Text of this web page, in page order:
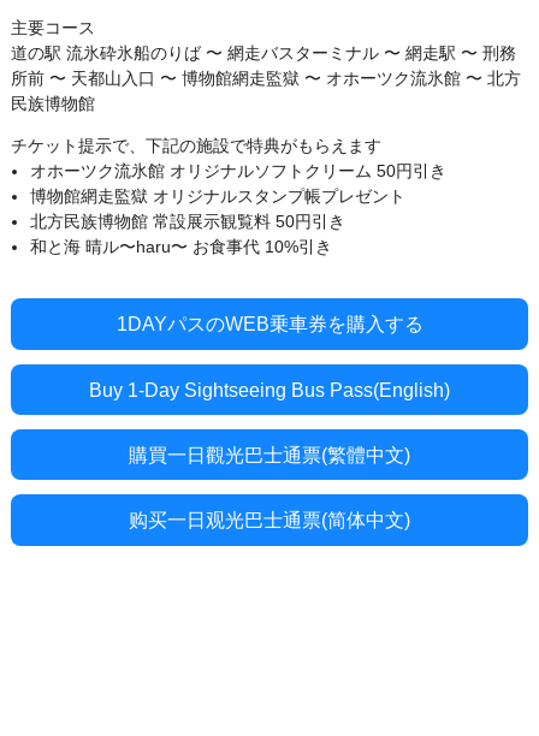
主要コース
道の駅 流氷砕氷船のりば 〜 網走バスターミナル 〜 網走駅 〜 刑務
所前 〜 天都山入口 〜 博物館網走監獄 〜 オホーツク流氷館 〜 北方
民族博物館
チケット提示で、下記の施設で特典がもらえます
オホーツク流氷館 オリジナルソフトクリーム 50円引き
博物館網走監獄 オリジナルスタンプ帳プレゼント
北方民族博物館 常設展示観覧料 50円引き
和と海 晴ル〜haru〜 お食事代 10%引き
1DAYパスのWEB乗車券を購入する
Buy 1-Day Sightseeing Bus Pass(English)
購買一日觀光巴士通票(繁體中文)
购买一日观光巴士通票(简体中文)